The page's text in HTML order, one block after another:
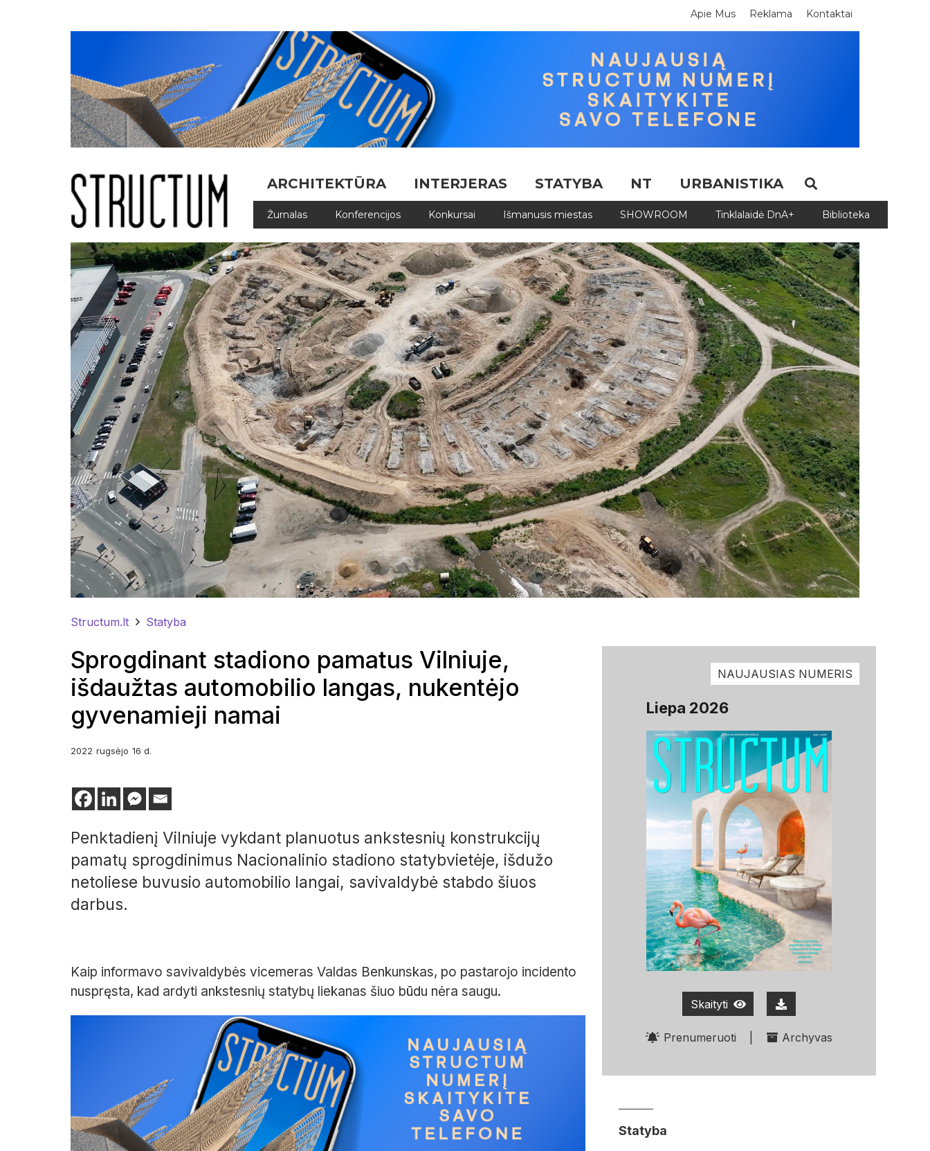
Apie Mus Reklama Kontaktai
ARCHITEKTŪRA INTERJERAS STATYBA NT URBANISTIKA
Žurnalas Konferencijos Konkursai Išmanusis miestas SHOWROOM Tinklalaidė DnA+ Biblioteka
Structum.lt Statyba
Sprogdinant stadiono pamatus Vilniuje,
išdaužtas automobilio langas, nukentėjo
gyvenamieji namai
2022 rugsėjo 16 d.
Penktadienį Vilniuje vykdant planuotus ankstesnių konstrukcijų
pamatų sprogdinimus Nacionalinio stadiono statybvietėje, išdužo
netoliese buvusio automobilio langai, savivaldybė stabdo šiuos
darbus.
Kaip informavo savivaldybės vicemeras Valdas Benkunskas, po pastarojo incidento
nuspręsta, kad ardyti ankstesnių statybų liekanas šiuo būdu nėra saugu.
NAUJAUSIAS NUMERIS
Liepa 2026
Skaityti
Prenumeruoti Archyvas
Statyba